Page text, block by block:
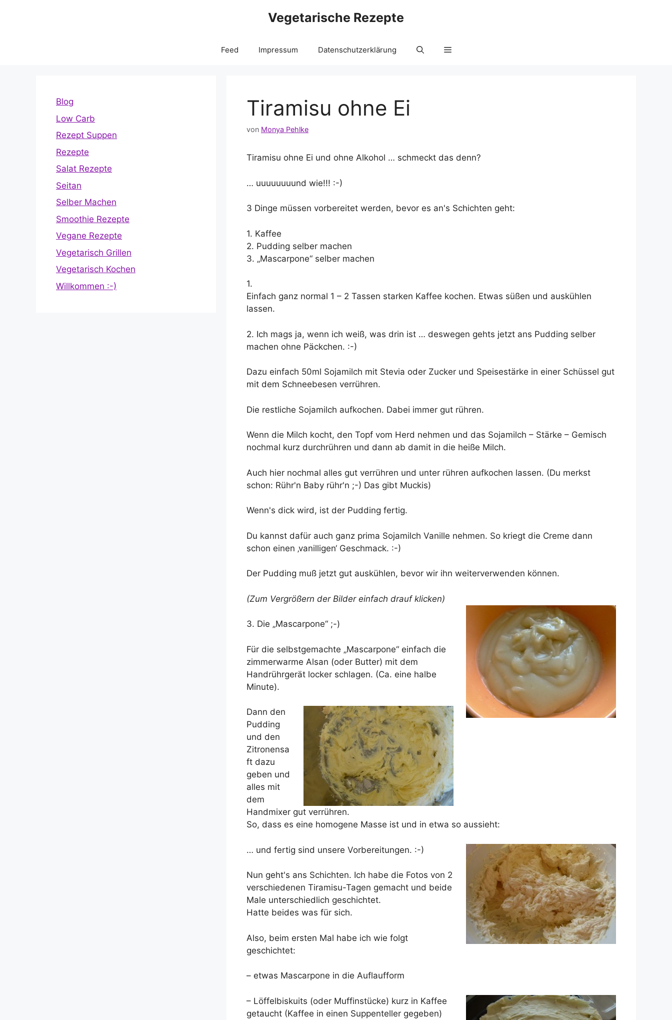
Vegetarische Rezepte
Feed Impressum Datenschutzerklärung
Tiramisu ohne Ei
von Monya Pehlke
Tiramisu ohne Ei und ohne Alkohol … schmeckt das denn?
… uuuuuuuund wie!!! :-)
3 Dinge müssen vorbereitet werden, bevor es an's Schichten geht:
1. Kaffee
2. Pudding selber machen
3. „Mascarpone“ selber machen
1.
Einfach ganz normal 1 – 2 Tassen starken Kaffee kochen. Etwas süßen und auskühlen
lassen.
2. Ich mags ja, wenn ich weiß, was drin ist … deswegen gehts jetzt ans Pudding selber
machen ohne Päckchen. :-)
Dazu einfach 50ml Sojamilch mit Stevia oder Zucker und Speisestärke in einer Schüssel gut
mit dem Schneebesen verrühren.
Die restliche Sojamilch aufkochen. Dabei immer gut rühren.
Wenn die Milch kocht, den Topf vom Herd nehmen und das Sojamilch – Stärke – Gemisch
nochmal kurz durchrühren und dann ab damit in die heiße Milch.
Auch hier nochmal alles gut verrühren und unter rühren aufkochen lassen. (Du merkst
schon: Rühr'n Baby rühr'n ;-) Das gibt Muckis)
Wenn's dick wird, ist der Pudding fertig.
Du kannst dafür auch ganz prima Sojamilch Vanille nehmen. So kriegt die Creme dann
schon einen ‚vanilligen‘ Geschmack. :-)
Der Pudding muß jetzt gut auskühlen, bevor wir ihn weiterverwenden können.
(Zum Vergrößern der Bilder einfach drauf klicken)
3. Die „Mascarpone“ ;-)
Für die selbstgemachte „Mascarpone“ einfach die
zimmerwarme Alsan (oder Butter) mit dem
Handrührgerät locker schlagen. (Ca. eine halbe
Minute).
Dann den
Pudding
und den
Zitronensa
ft dazu
geben und
alles mit
dem
Handmixer gut verrühren.
So, dass es eine homogene Masse ist und in etwa so aussieht:
… und fertig sind unsere Vorbereitungen. :-)
Nun geht's ans Schichten. Ich habe die Fotos von 2
verschiedenen Tiramisu-Tagen gemacht und beide
Male unterschiedlich geschichtet.
Hatte beides was für sich.
Also, beim ersten Mal habe ich wie folgt
geschichtet:
– etwas Mascarpone in die Auflaufform
– Löffelbiskuits (oder Muffinstücke) kurz in Kaffee
getaucht (Kaffee in einen Suppenteller gegeben)
Blog
Low Carb
Rezept Suppen
Rezepte
Salat Rezepte
Seitan
Selber Machen
Smoothie Rezepte
Vegane Rezepte
Vegetarisch Grillen
Vegetarisch Kochen
Willkommen :-)